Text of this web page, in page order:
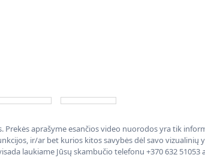
aprašyme esančios video nuorodos yra tik
ir/ar bet kurios kitos savybės dėl savo
laukiame Jūsų skambučio telefonu +370 632